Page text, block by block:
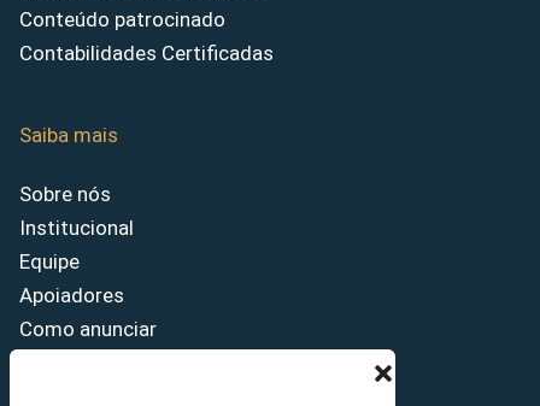
Conteúdo patrocinado
Contabilidades Certificadas
Saiba mais
Sobre nós
Institucional
Equipe
Apoiadores
Como anunciar